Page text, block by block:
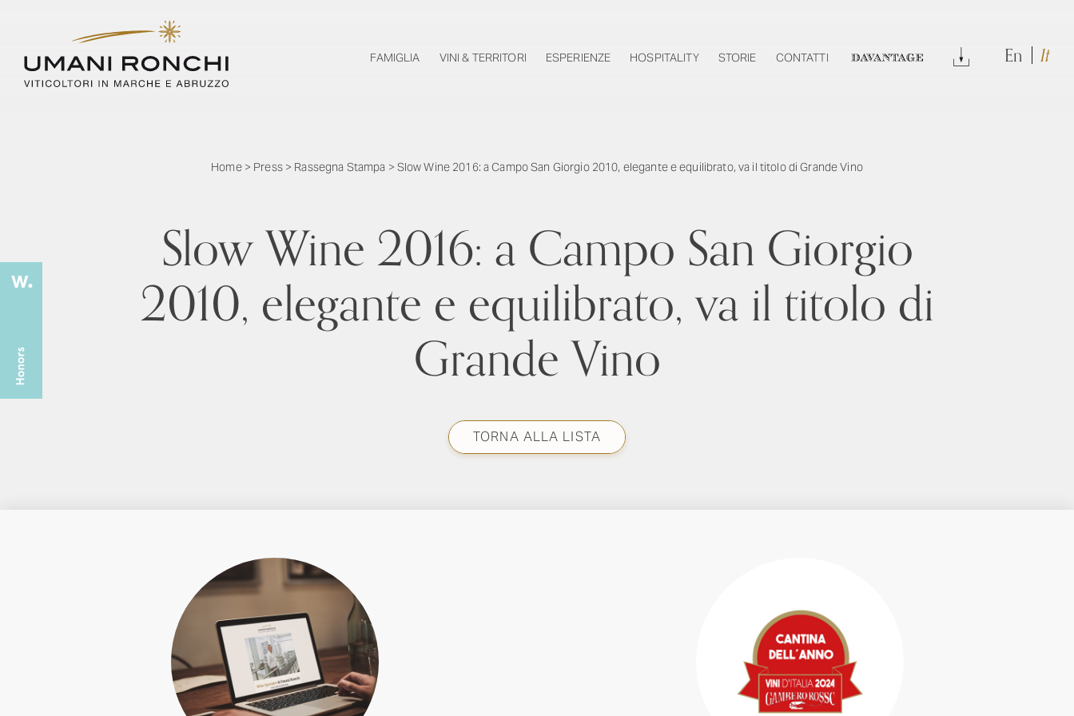
FAMIGLIA VINI & TERRITORI ESPERIENZE HOSPITALITY STORIE CONTATTI DAVANTAGE DOWNLOAD
En It
Home> Press> Rassegna Stampa > Slow Wine 2016: a Campo San Giorgio 2010, elegante e equilibrato, va il titolo di Grande Vino
Slow Wine 2016: a Campo San Giorgio
2010, elegante e equilibrato, va il titolo di
Grande Vino
TORNA ALLA LISTA